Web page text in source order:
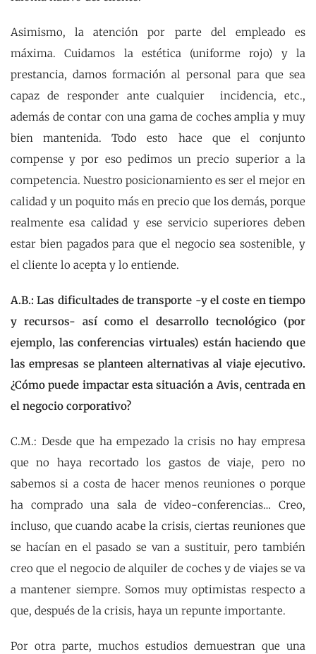
Asimismo, la atención por parte del empleado es
máxima. Cuidamos la estética (uniforme rojo) y la
prestancia, damos formación al personal para que sea
capaz de responder ante cualquier incidencia, etc.,
además de contar con una gama de coches amplia y muy
bien mantenida. Todo esto hace que el conjunto
compense y por eso pedimos un precio superior a la
competencia. Nuestro posicionamiento es ser el mejor en
calidad y un poquito más en precio que los demás, porque
realmente esa calidad y ese servicio superiores deben
estar bien pagados para que el negocio sea sostenible, y
el cliente lo acepta y lo entiende.
A.B.: Las dificultades de transporte -y el coste en tiempo
y recursos- así como el desarrollo tecnológico (por
ejemplo, las conferencias virtuales) están haciendo que
las empresas se planteen alternativas al viaje ejecutivo.
¿Cómo puede impactar esta situación a Avis, centrada en
el negocio corporativo?
C.M.: Desde que ha empezado la crisis no hay empresa
que no haya recortado los gastos de viaje, pero no
sabemos si a costa de hacer menos reuniones o porque
ha comprado una sala de video-conferencias… Creo,
incluso, que cuando acabe la crisis, ciertas reuniones que
se hacían en el pasado se van a sustituir, pero también
creo que el negocio de alquiler de coches y de viajes se va
a mantener siempre. Somos muy optimistas respecto a
que, después de la crisis, haya un repunte importante.
Por otra parte, muchos estudios demuestran que una